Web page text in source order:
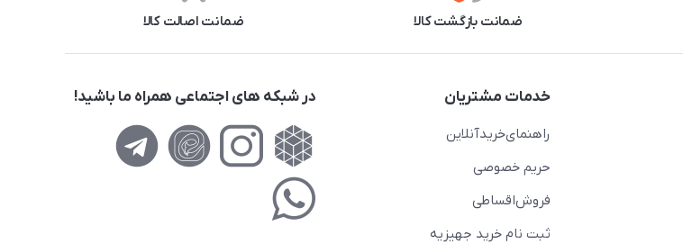
ضمانت بازگشت کالا ضمانت اصالت کالا
خدمات مشتریان
راهنمای‌خرید‌آنلاین
حریم خصوصی
فروش‌اقساطی
ثبت نام خرید جهیزیه
در شبکه های اجتماعی همراه ما باشید!